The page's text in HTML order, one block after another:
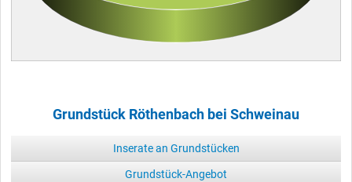
Grundstück Röthenbach bei Schweinau
Inserate an Grundstücken
Grundstück-Angebot